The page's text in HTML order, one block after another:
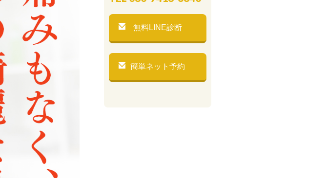
無料LINE診断
簡単ネット予約